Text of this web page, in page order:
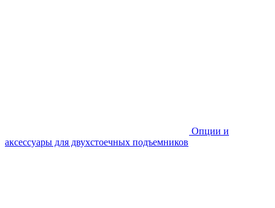
Опции и
аксессуары для двухстоечных подъемников